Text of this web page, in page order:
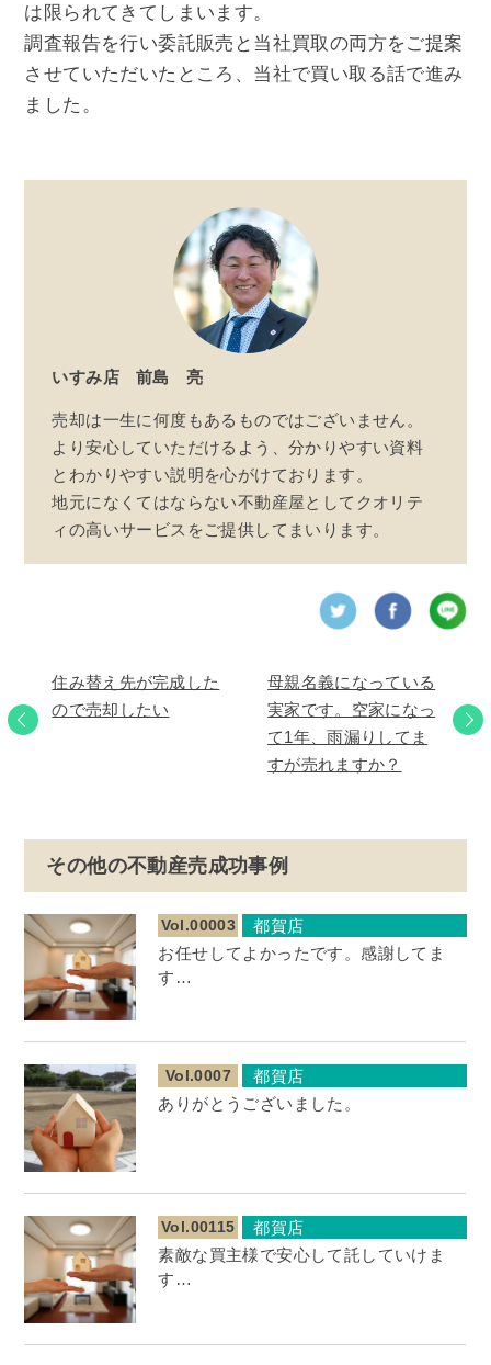
は限られてきてしまいます。
調査報告を行い委託販売と当社買取の両方をご提案
させていただいたところ、当社で買い取る話で進み
ました。
いすみ店 前島 亮
売却は一生に何度もあるものではございません。
より安心していただけるよう、分かりやすい資料
とわかりやすい説明を心がけております。
地元になくてはならない不動産屋としてクオリテ
ィの高いサービスをご提供してまいります。
住み替え先が完成した
ので売却したい
母親名義になっている
実家です。空家になっ
て1年、雨漏りしてま
すが売れますか？
その他の不動産売成功事例
Vol.00003
都賀店
お任せしてよかったです。感謝してま
す…
Vol.0007
都賀店
ありがとうございました。
Vol.00115
都賀店
素敵な買主様で安心して託していけま
す…